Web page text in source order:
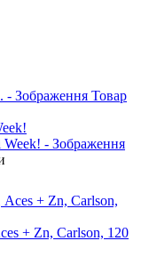
Товар
+ Zn, Carlson, 120